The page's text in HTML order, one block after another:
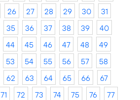
26 27 28 29 30
31
35 36 37 38 39
40
44 45 46 47 48
49
53 54 55 56 57
58
62 63 64 65 66
67
71 72 73 74 75 76
77